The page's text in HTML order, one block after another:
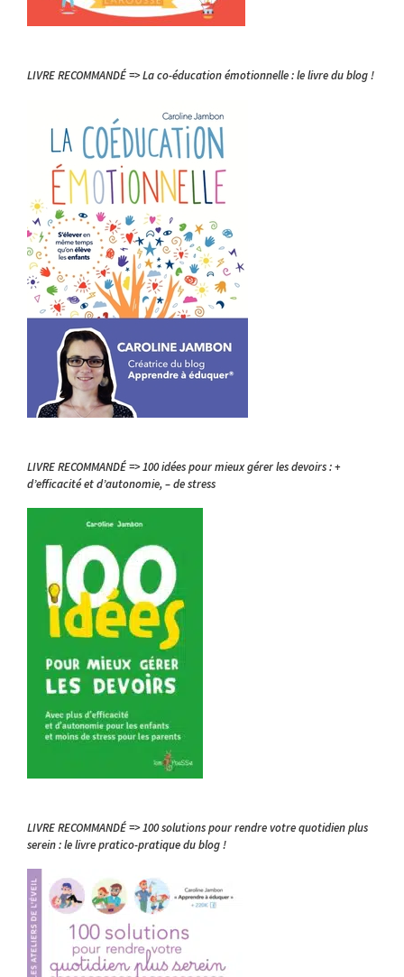
LIVRE RECOMMANDÉ => La co-éducation émotionnelle : le livre du blog !
LIVRE RECOMMANDÉ => 100 idées pour mieux gérer les devoirs : +
d’efficacité et d’autonomie, – de stress
LIVRE RECOMMANDÉ => 100 solutions pour rendre votre quotidien plus
serein : le livre pratico-pratique du blog !